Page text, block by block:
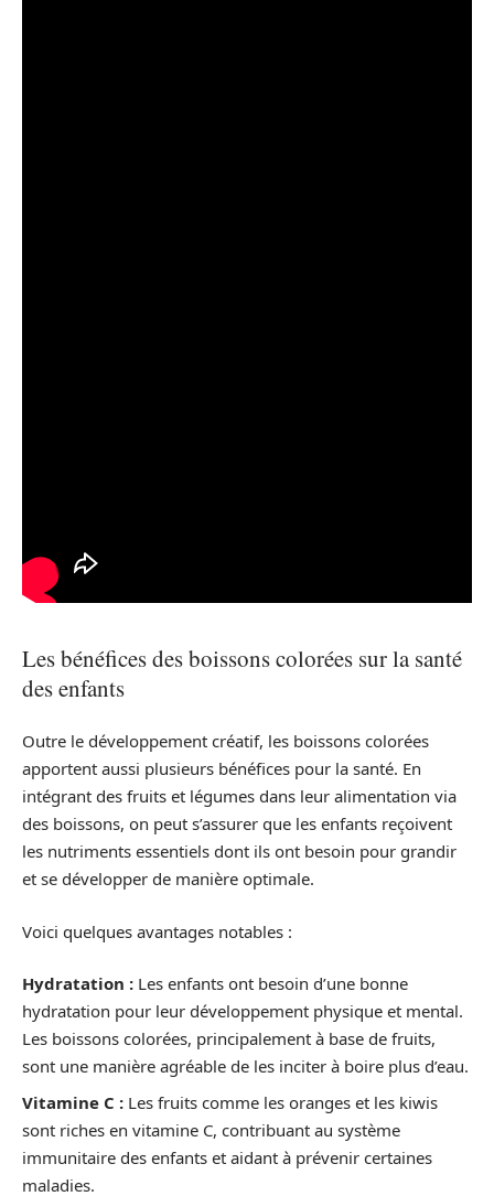
Les bénéfices des boissons colorées sur la santé
des enfants
Outre le développement créatif, les boissons colorées
apportent aussi plusieurs bénéfices pour la santé. En
intégrant des fruits et légumes dans leur alimentation via
des boissons, on peut s’assurer que les enfants reçoivent
les nutriments essentiels dont ils ont besoin pour grandir
et se développer de manière optimale.
Voici quelques avantages notables :
Hydratation : Les enfants ont besoin d’une bonne
hydratation pour leur développement physique et mental.
Les boissons colorées, principalement à base de fruits,
sont une manière agréable de les inciter à boire plus d’eau.
Vitamine C : Les fruits comme les oranges et les kiwis
sont riches en vitamine C, contribuant au système
immunitaire des enfants et aidant à prévenir certaines
maladies.